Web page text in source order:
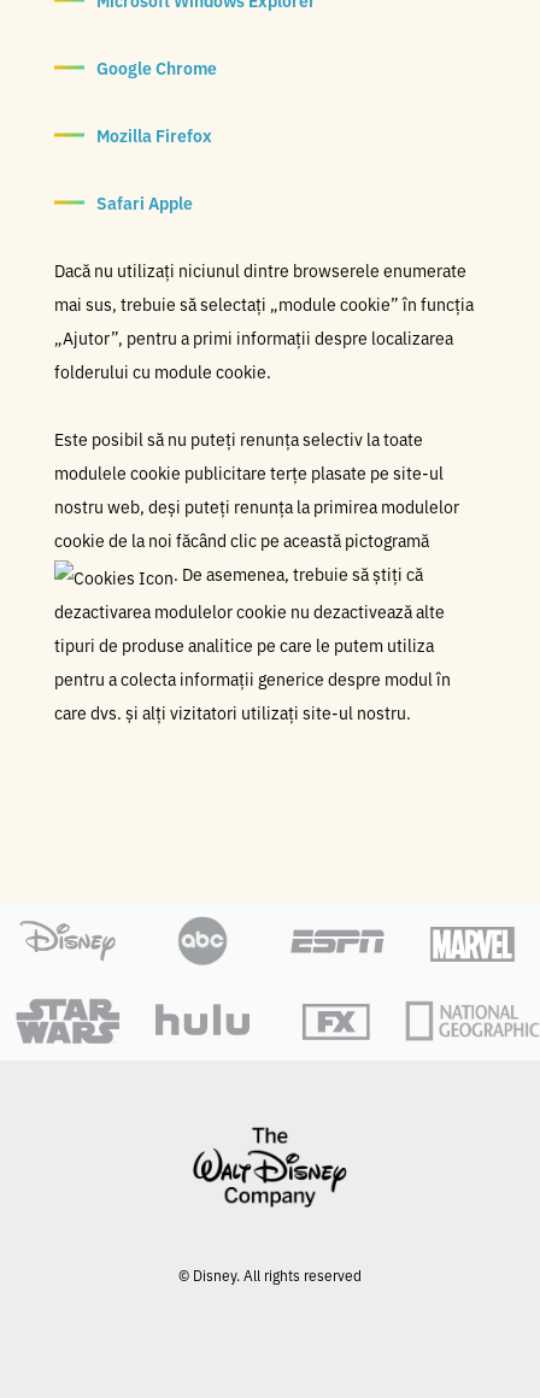
Google Chrome
Mozilla Firefox
Safari Apple
Dacă nu utilizați niciunul dintre browserele enumerate
mai sus, trebuie să selectați „module cookie” în funcția
„Ajutor”, pentru a primi informații despre localizarea
folderului cu module cookie.
Este posibil să nu puteți renunța selectiv la toate
modulele cookie publicitare terțe plasate pe site-ul
nostru web, deși puteți renunța la primirea modulelor
cookie de la noi făcând clic pe această pictogramă
. De asemenea, trebuie să știți că
dezactivarea modulelor cookie nu dezactivează alte
tipuri de produse analitice pe care le putem utiliza
pentru a colecta informații generice despre modul în
care dvs. și alți vizitatori utilizați site-ul nostru.
© Disney. All rights reserved